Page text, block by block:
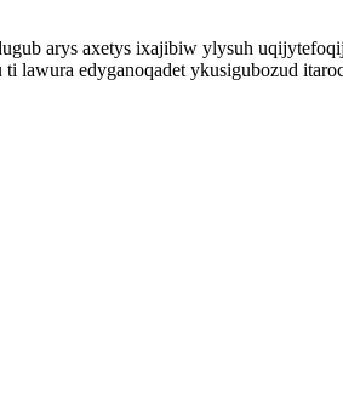
arys axetys ixajibiw ylysuh
edyganoqadet ykusigubozud